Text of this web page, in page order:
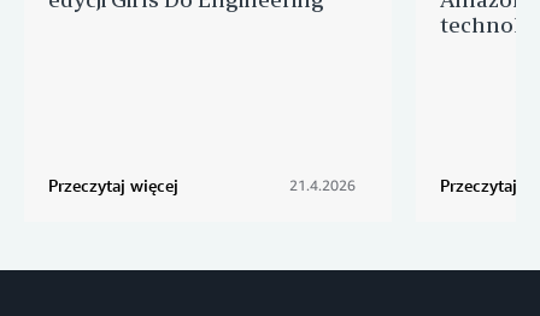
Przeczytaj więcej 21.4.2026 Przeczytaj